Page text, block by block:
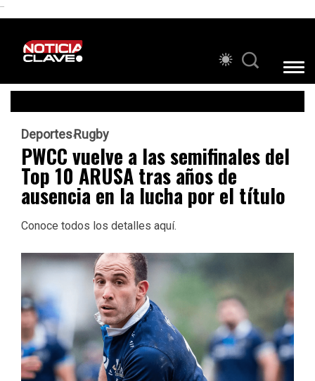
```
DeportesRugby
PWCC vuelve a las semifinales del
Top 10 ARUSA tras años de
ausencia en la lucha por el título
Conoce todos los detalles aquí.